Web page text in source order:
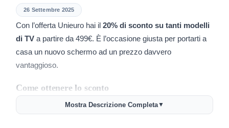
26 Settembre 2025
Con l’offerta Unieuro hai il 20% di sconto su tanti modelli
di TV a partire da 499€. È l’occasione giusta per portarti a
casa un nuovo schermo ad un prezzo davvero
vantaggioso.
Come ottenere lo sconto
Per approfittare della promozione ti basta seguire pochi
Mostra Descrizione Completa▼